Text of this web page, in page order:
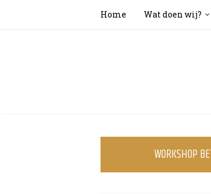
Home Wat doen wij?
WORKSHOP